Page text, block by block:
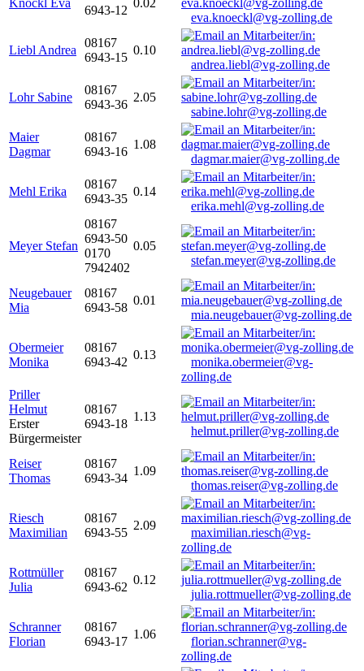
Knöckl Eva
6943-12
0.02
eva.knoeckl@vg-zolling.de
Liebl Andrea
08167
6943-15
0.10
andrea.liebl@vg-zolling.de
Lohr Sabine
08167
6943-36
2.05
sabine.lohr@vg-zolling.de
Maier
Dagmar
08167
6943-16
1.08
dagmar.maier@vg-zolling.de
Mehl Erika
08167
6943-35
0.14
erika.mehl@vg-zolling.de
Meyer Stefan
08167
6943-50
0170
7942402
0.05
stefan.meyer@vg-zolling.de
Neugebauer
Mia
08167
6943-58
0.01
mia.neugebauer@vg-zolling.de
Obermeier
Monika
08167
6943-42
0.13
monika.obermeier@vg-
zolling.de
Priller
Helmut
Erster
Bürgermeister
08167
6943-18
1.13
helmut.priller@vg-zolling.de
Reiser
Thomas
08167
6943-34
1.09
thomas.reiser@vg-zolling.de
Riesch
Maximilian
08167
6943-55
2.09
maximilian.riesch@vg-
zolling.de
Rottmüller
Julia
08167
6943-62
0.12
julia.rottmueller@vg-zolling.de
Schranner
Florian
08167
6943-17
1.06
florian.schranner@vg-
zolling.de